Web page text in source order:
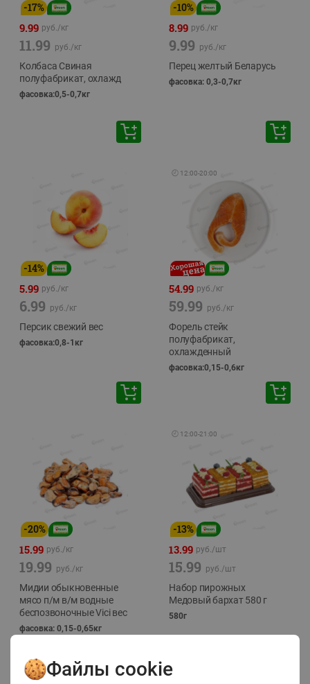
-17%
9.99 руб./кг
11.99 руб./кг
Колбаса Свиная
полуфабрикат, охлажд
фасовка:0,5-0,7кг
-10%
8.99 руб./кг
9.99 руб./кг
Перец желтый Беларусь
фасовка: 0,3-0,7кг
-14%
5.99 руб./кг
6.99 руб./кг
Персик свежий вес
фасовка:0,8-1кг
🕘 12:00-20:00
54.99 руб./кг
59.99 руб./кг
Форель стейк
полуфабрикат,
охлажденный
фасовка:0,15-0,6кг
-20%
15.99 руб./кг
19.99 руб./кг
Мидии обыкновенные
мясо п/м в/м водные
беспозвоночные Vici вес
фасовка: 0,15-0,65кг
🕘 12:00-21:00
-13%
13.99 руб./шт
15.99 руб./шт
Набор пирожных
Медовый бархат 580 г
580г
Файлы cookie